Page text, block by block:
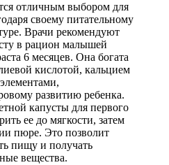
отличным выбором для
своему питательному
Врачи рекомендуют
в рацион малышей
6 месяцев. Она богата
кислотой, кальцием
развитию ребенка.
капусты для первого
ее до мягкости, затем
пюре. Это позволит
пищу и получать
вещества.